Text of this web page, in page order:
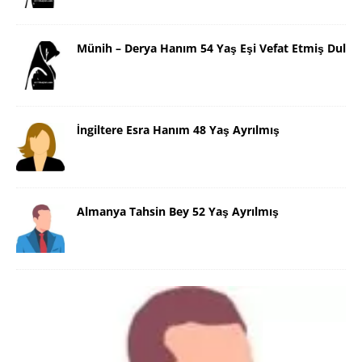
Münih – Derya Hanım 54 Yaş Eşi Vefat Etmiş Dul
İngiltere Esra Hanım 48 Yaş Ayrılmış
Almanya Tahsin Bey 52 Yaş Ayrılmış